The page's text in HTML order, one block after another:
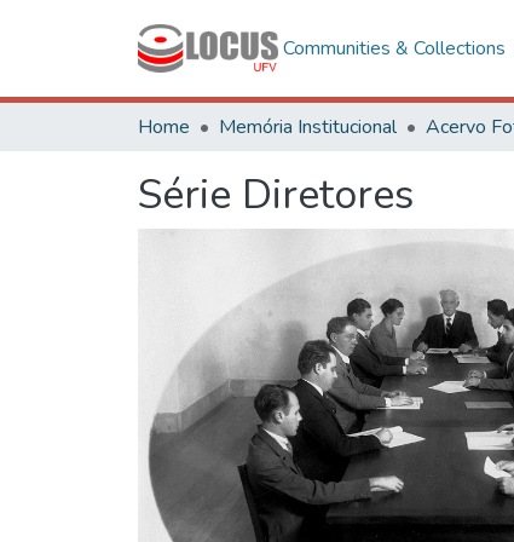
Communities & Collections
Home Memória Institucional
Série Diretores